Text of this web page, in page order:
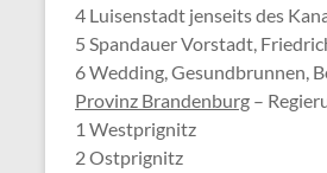
4 Luisenstadt jenseits des
5 Spandauer Vorstadt,
6 Wedding, Gesundbrunnen,
Provinz Brandenburg –
1 Westprignitz
2 Ostprignitz